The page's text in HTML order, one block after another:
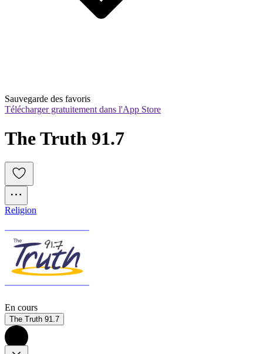
Sauvegarde des favoris
Télécharger gratuitement dans l'App Store
The Truth 91.7
Religion
En cours
The Truth 91.7